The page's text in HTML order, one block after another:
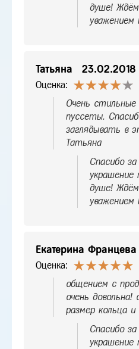
душе!
уважением
Татьяна 23.02.2018
Оценка:
Очень стильные
пуссеты.
заглядывать в
Татьяна
Спасибо
украшение
душе!
уважением
Екатерина Францева
Оценка:
общением с
очень довольна!
размер кольца
Спасибо
украшение